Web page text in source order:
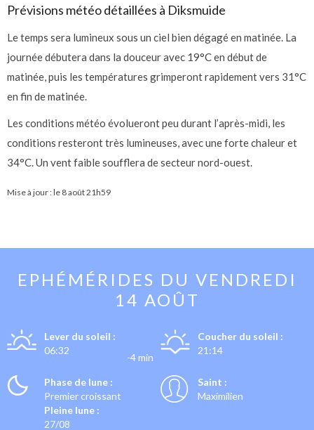
Prévisions météo détaillées à Diksmuide
Le temps sera lumineux sous un ciel bien dégagé en matinée. La
journée débutera dans la douceur avec 19°C en début de
matinée, puis les températures grimperont rapidement vers 31°C
en fin de matinée.
Les conditions météo évolueront peu durant l’après-midi, les
conditions resteront très lumineuses, avec une forte chaleur et
34°C. Un vent faible soufflera de secteur nord-ouest.
Mise à jour : le 8 août 21h59
EPHÉMÉRIDES DU VENDREDI
14 AOÛT
Lever du soleil :
06:32
-4 min
Coucher du soleil :
21:14
Phase de lune :
Premier croissant
Pleine lune :
27/08
Saint :
Maximilien